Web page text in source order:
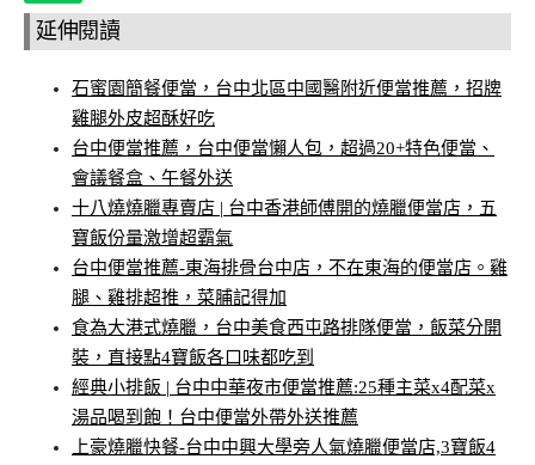
延伸閱讀
石蜜園簡餐便當，台中北區中國醫附近便當推薦，招牌
雞腿外皮超酥好吃
台中便當推薦，台中便當懶人包，超過20+特色便當、
會議餐盒、午餐外送
十八燒燒臘專賣店 | 台中香港師傅開的燒臘便當店，五
寶飯份量激增超霸氣
台中便當推薦-東海排骨台中店，不在東海的便當店。雞
腿、雞排超推，菜脯記得加
食為大港式燒臘，台中美食西屯路排隊便當，飯菜分開
裝，直接點4寶飯各口味都吃到
經典小排飯 | 台中中華夜市便當推薦:25種主菜x4配菜x
湯品喝到飽！台中便當外帶外送推薦
上豪燒臘快餐-台中中興大學旁人氣燒臘便當店,3寶飯4